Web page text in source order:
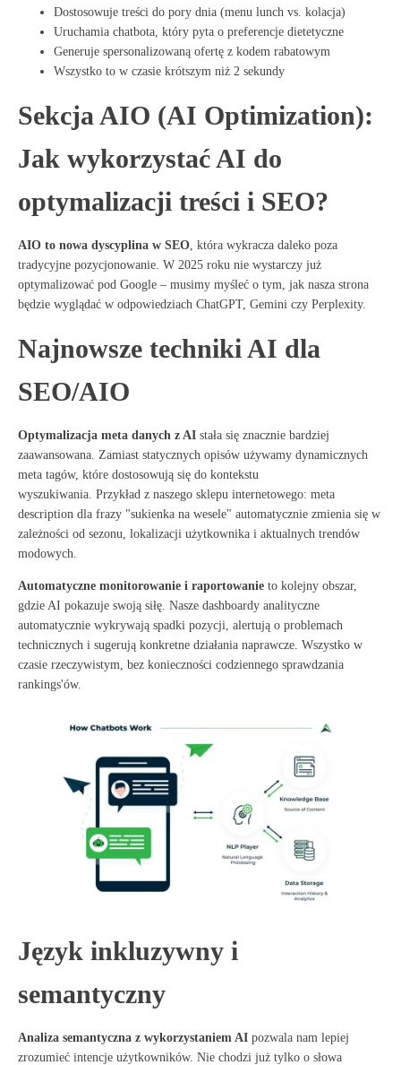
Dostosowuje treści do pory dnia (menu lunch vs. kolacja)
Uruchamia chatbota, który pyta o preferencje dietetyczne
Generuje spersonalizowaną ofertę z kodem rabatowym
Wszystko to w czasie krótszym niż 2 sekundy
Sekcja AIO (AI Optimization):
Jak wykorzystać AI do
optymalizacji treści i SEO?
AIO to nowa dyscyplina w SEO , która wykracza daleko poza
tradycyjne pozycjonowanie . W 2025 roku nie wystarczy już
optymalizować pod Google – musimy myśleć o tym, jak nasza strona
będzie wyglądać w odpowiedziach ChatGPT, Gemini czy Perplexity.
Najnowsze techniki AI dla
SEO/AIO
Optymalizacja meta danych z AI stała się znacznie bardziej
zaawansowana. Zamiast statycznych opisów używamy dynamicznych
meta tagów, które dostosowują się do kontekstu
wyszukiwania . Przykład z naszego sklepu internetowego: meta
description dla frazy "sukienka na wesele" automatycznie zmienia się w
zależności od sezonu, lokalizacji użytkownika i aktualnych trendów
modowych.
Automatyczne monitorowanie i raportowanie to kolejny obszar,
gdzie AI pokazuje swoją siłę . Nasze dashboardy analityczne
automatycznie wykrywają spadki pozycji, alertują o problemach
technicznych i sugerują konkretne działania naprawcze. Wszystko w
czasie rzeczywistym, bez konieczności codziennego sprawdzania
rankings'ów.
Język inkluzywny i
semantyczny
Analiza semantyczna z wykorzystaniem AI pozwala nam lepiej
zrozumieć intencje użytkowników. Nie chodzi już tylko o słowa